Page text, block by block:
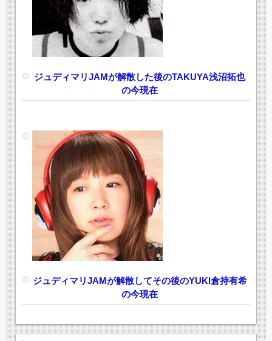
ジュディマリJAMが解散した後のTAKUYA浅沼拓也
の今現在
ジュディマリJAMが解散してその後のYUKI倉持有希
の今現在